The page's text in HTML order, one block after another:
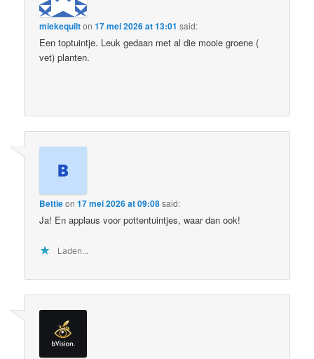
miekequilton17 mei 2026 at 13:01 said:
Een toptuintje. Leuk gedaan met al die mooie groene (
vet) planten.
Bettieon17 mei 2026 at 09:08said:
Ja! En applaus voor pottentuintjes, waar dan ook!
Laden...